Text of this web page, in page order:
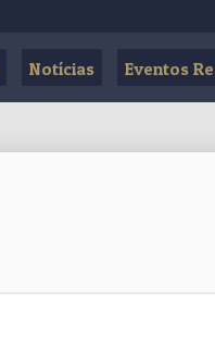
Notícias Eventos